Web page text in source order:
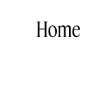
Home